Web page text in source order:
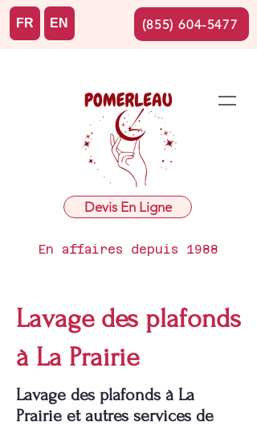
Devis En Ligne
En affaires depuis 1988
FR EN (855) 604-5477
Lavage des plafonds
à La Prairie
Lavage des plafonds à La
Prairie et autres services de